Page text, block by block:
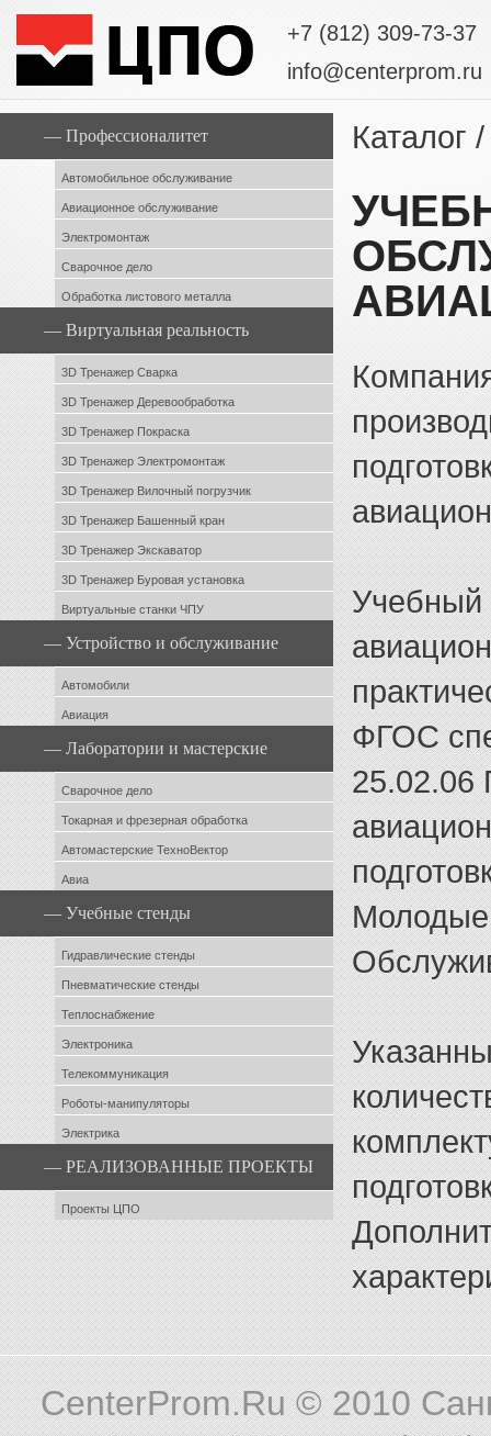
+7 (812) 309-73-37
info@centerprom.ru
— Профессионалитет
Автомобильное обслуживание
Авиационное обслуживание
Электромонтаж
Сварочное дело
Обработка листового металла
— Виртуальная реальность
3D Тренажер Сварка
3D Тренажер Деревообработка
3D Тренажер Покраска
3D Тренажер Электромонтаж
3D Тренажер Вилочный погрузчик
3D Тренажер Башенный кран
3D Тренажер Экскаватор
3D Тренажер Буровая установка
Виртуальные станки ЧПУ
— Устройство и обслуживание
Автомобили
Авиация
— Лаборатории и мастерские
Сварочное дело
Токарная и фрезерная обработка
Автомастерские ТехноВектор
Авиа
— Учебные стенды
Гидравлические стенды
Пневматические стенды
Теплоснабжение
Электроника
Телекоммуникация
Роботы-манипуляторы
Электрика
— РЕАЛИЗОВАННЫЕ ПРОЕКТЫ
Проекты ЦПО
Каталог
Учебный
ФГОС
25.02.06
Молодые
CenterProm.Ru © 2010